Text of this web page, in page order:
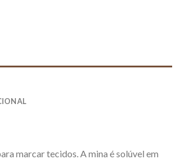
marcar tecidos. A mina é solúvel em